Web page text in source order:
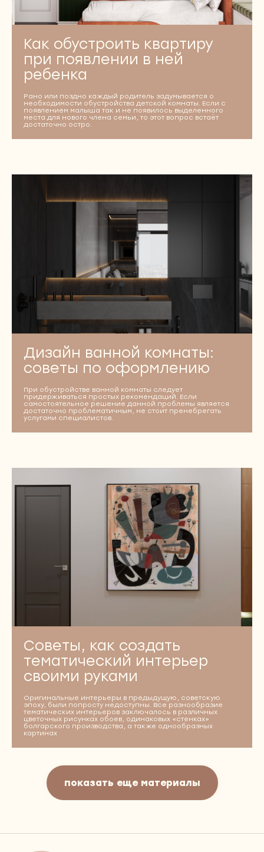
Как обустроить квартиру
при появлении в ней
ребенка
Рано или поздно каждый родитель задумывается о
необходимости обустройства детской комнаты. Если с
появлением малыша так и не появилось выделенного
места для нового члена семьи, то этот вопрос встаёт
достаточно остро.
Дизайн ванной комнаты:
советы по оформлению
При обустройстве ванной комнаты следует
придерживаться простых рекомендаций. Если
самостоятельное решение данной проблемы является
достаточно проблематичным, не стоит пренебрегать
услугами специалистов.
Советы, как создать
тематический интерьер
своими руками
Оригинальные интерьеры в предыдущую, советскую
эпоху, были попросту недоступны. Все разнообразие
тематических интерьеров заключалось в различных
цветочных рисунках обоев, одинаковых «стенках»
болгарского производства, а также однообразных
картинах
показать еще материалы